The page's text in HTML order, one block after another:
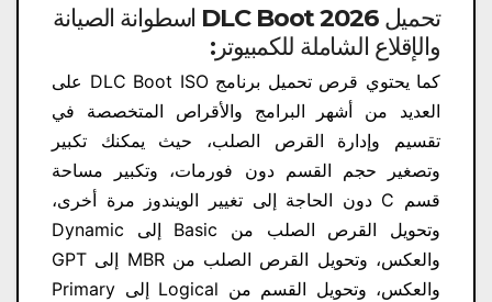
تحميل DLC Boot 2026 اسطوانة الصيانة
والإقلاع الشاملة للكمبيوتر:
كما يحتوي قرص تحميل برنامج DLC Boot ISO على
العديد من أشهر البرامج والأقراص المتخصصة في
تقسيم وإدارة القرص الصلب، حيث يمكنك تكبير
وتصغير حجم القسم دون فورمات، وتكبير مساحة
قسم C دون الحاجة إلى تغيير الويندوز مرة أخرى،
وتحويل القرص الصلب من Basic إلى Dynamic
والعكس، وتحويل القرص الصلب من MBR إلى GPT
والعكس، وتحويل القسم من Logical إلى Primary